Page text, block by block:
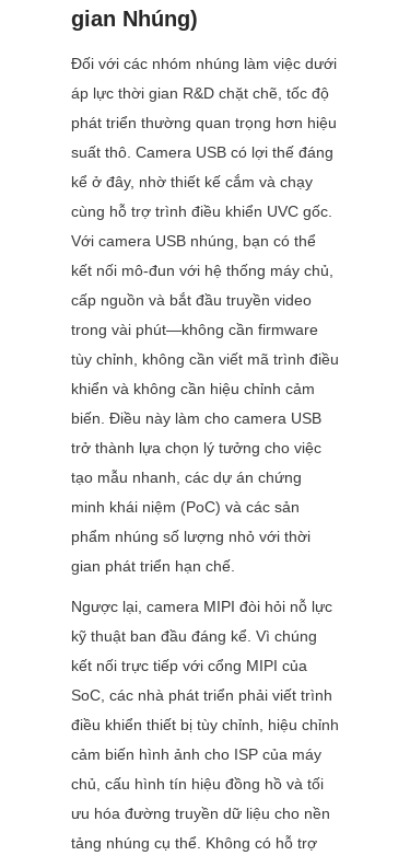
gian Nhúng)
Đối với các nhóm nhúng làm việc dưới
áp lực thời gian R&D chặt chẽ, tốc độ
phát triển thường quan trọng hơn hiệu
suất thô. Camera USB có lợi thế đáng
kể ở đây, nhờ thiết kế cắm và chạy
cùng hỗ trợ trình điều khiển UVC gốc.
Với camera USB nhúng, bạn có thể
kết nối mô-đun với hệ thống máy chủ,
cấp nguồn và bắt đầu truyền video
trong vài phút—không cần firmware
tùy chỉnh, không cần viết mã trình điều
khiển và không cần hiệu chỉnh cảm
biến. Điều này làm cho camera USB
trở thành lựa chọn lý tưởng cho việc
tạo mẫu nhanh, các dự án chứng
minh khái niệm (PoC) và các sản
phẩm nhúng số lượng nhỏ với thời
gian phát triển hạn chế.
Ngược lại, camera MIPI đòi hỏi nỗ lực
kỹ thuật ban đầu đáng kể. Vì chúng
kết nối trực tiếp với cổng MIPI của
SoC, các nhà phát triển phải viết trình
điều khiển thiết bị tùy chỉnh, hiệu chỉnh
cảm biến hình ảnh cho ISP của máy
chủ, cấu hình tín hiệu đồng hồ và tối
ưu hóa đường truyền dữ liệu cho nền
tảng nhúng cụ thể. Không có hỗ trợ